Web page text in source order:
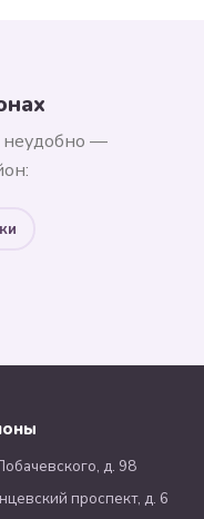
неудобно —
д. 98
проспект, д. 6